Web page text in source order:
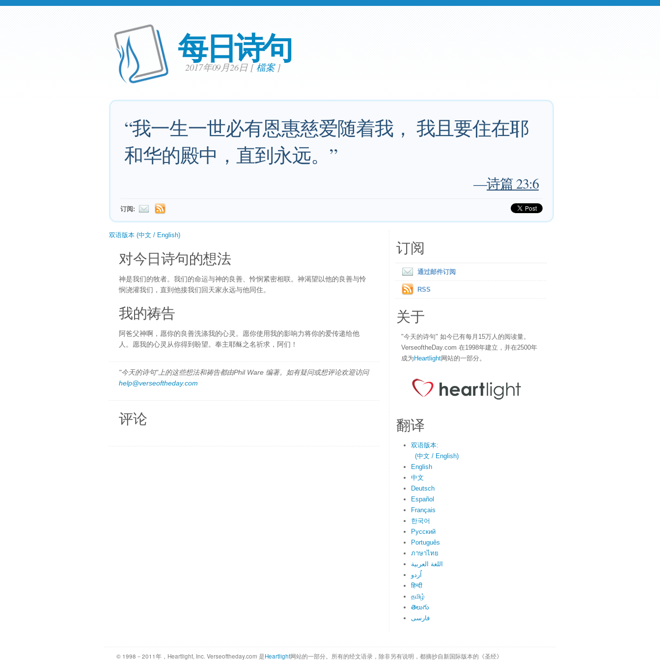
每日诗句
2017年09月26日 [檔案]
“我一生一世必有恩惠慈爱随着我， 我且要住在耶
和华的殿中，直到永远。”
—诗篇 23:6
订阅:
双语版本 (中文 / English)
对今日诗句的想法
神是我们的牧者。我们的命运与神的良善、怜悯紧密相联。神渴望以他的良善与怜
悯浇灌我们，直到他接我们回天家永远与他同住。
我的祷告
阿爸父神啊，愿你的良善洗涤我的心灵。愿你使用我的影响力将你的爱传递给他
人。愿我的心灵从你得到盼望。奉主耶稣之名祈求，阿们！
"今天的诗句"上的这些想法和祷告都由Phil Ware 编著。如有疑问或想评论欢迎访问
help@verseoftheday.com
评论
订阅
通过邮件订阅
RSS
关于
"今天的诗句" 如今已有每月15万人的阅读量。
VerseoftheDay.com 在1998年建立，并在2500年
成为 Heartlight网站的一部分。
翻译
双语版本:
(中文 / English)
English
中文
Deutsch
Español
Français
한국어
Русский
Português
ภาษาไทย
اللغة العربية
اُردو
हिन्दी
தமிழ்
తెలుగు
فارسی
© 1998－2011年，Heartlight, Inc. Verseoftheday.com 是Heartlight网站的一部分。所有的经文语录，除非另有说明，都摘抄自新国际版本的《圣经》